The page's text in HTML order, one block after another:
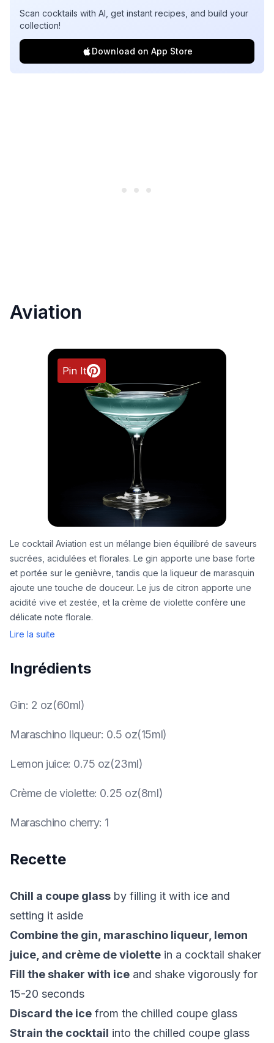
Scan cocktails with AI, get instant recipes, and build your
collection!
Download on App Store
Aviation
Pin It
Le cocktail Aviation est un mélange bien équilibré de saveurs
sucrées, acidulées et florales. Le gin apporte une base forte
et portée sur le genièvre, tandis que la liqueur de marasquin
ajoute une touche de douceur. Le jus de citron apporte une
acidité vive et zestée, et la crème de violette confère une
délicate note florale.
Lire la suite
Ingrédients
Gin: 2 oz(60ml)
Maraschino liqueur: 0.5 oz(15ml)
Lemon juice: 0.75 oz(23ml)
Crème de violette: 0.25 oz(8ml)
Maraschino cherry: 1
Recette
Chill a coupe glass by filling it with ice and
setting it aside
Combine the gin, maraschino liqueur, lemon
juice, and crème de violette in a cocktail shaker
Fill the shaker with ice and shake vigorously for
15-20 seconds
Discard the ice from the chilled coupe glass
Strain the cocktail into the chilled coupe glass